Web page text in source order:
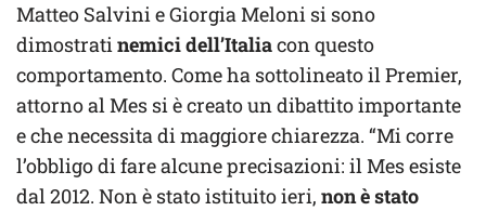
Matteo Salvini e Giorgia Meloni si sono
dimostratinemici dell’Italiacon questo
comportamento. Come ha sottolineato il Premier,
attorno al Mes si è creato un dibattito importante
e che necessita di maggiore chiarezza. “Mi corre
l’obbligo di fare alcune precisazioni: il Mes esiste
dal 2012. Non è stato istituito ieri, non è stato